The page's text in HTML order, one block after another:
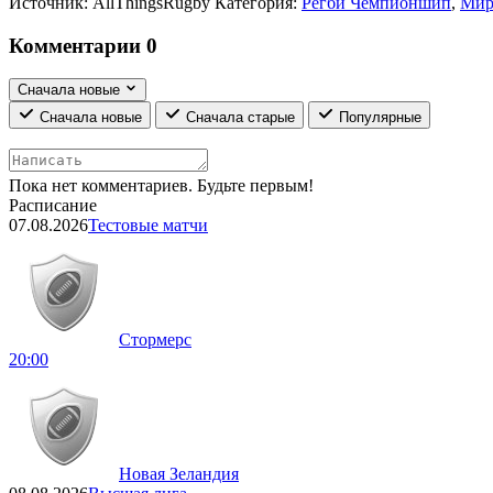
Комментарии 0
Сначала новые
Сначала новые
Сначала старые Популярные
Пока нет комментариев. Будьте первым!
Расписание
07.08.2026Тестовые матчи
Стормерс
20:00
Новая Зеландия